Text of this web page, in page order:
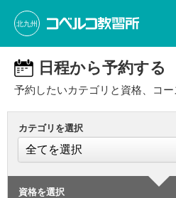
北九州
日程から予約する
予約したいカテゴリと資格、コー
カテゴリを選択
資格を選択